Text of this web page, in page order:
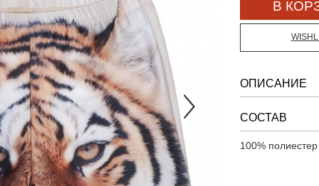
ОПИСАНИЕ
СОСТАВ
100% полиестер